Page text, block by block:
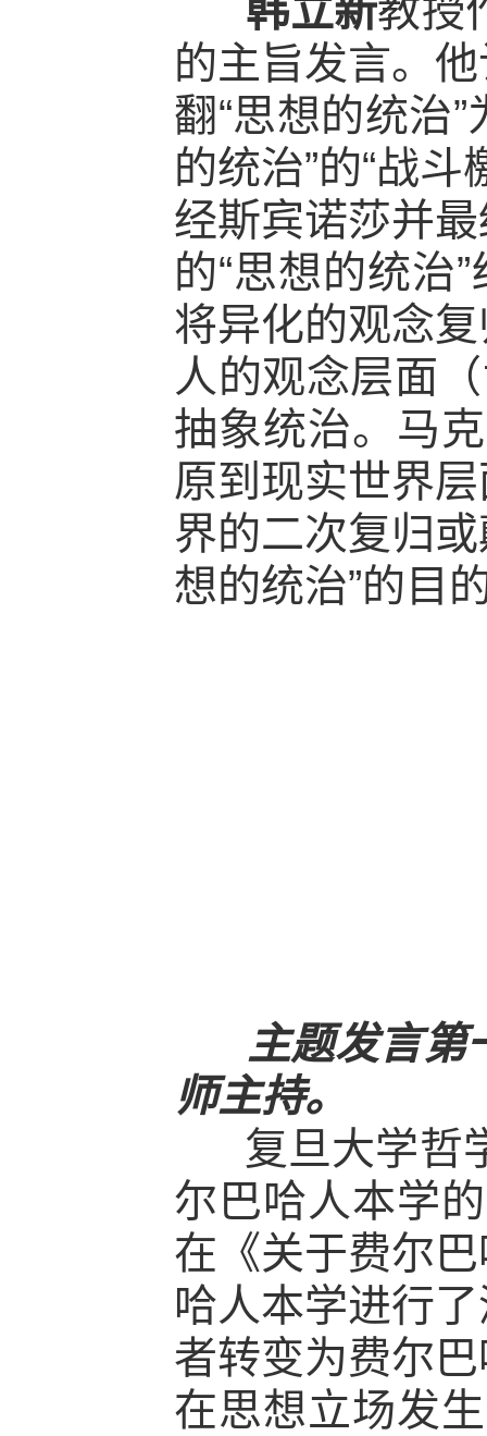
韩立新教授
的主旨发言。
翻“思想的统治
的统治”的“战
经斯宾诺莎并
的“思想的统治
将异化的观念
人的观念层面
抽象统治。马
原到现实世界
界的二次复归
想的统治”的目
主题发言第
师主持。
复旦大学哲
尔巴哈人本学
在《关于费尔
哈人本学进行
者转变为费尔
在思想立场发